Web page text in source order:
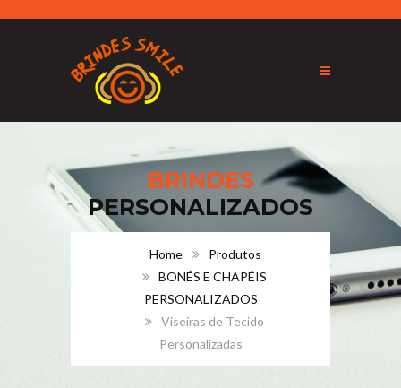
BRINDES
PERSONALIZADOS
Home
Produtos
BONÉS E CHAPÉIS
PERSONALIZADOS
Viseiras de Tecido
Personalizadas